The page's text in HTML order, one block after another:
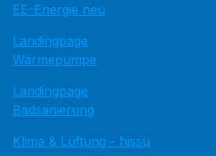
EE-Energie neu
Landingpage
Wärmepumpe
Landingpage
Badsanierung
Klima & Lüftung - hissu